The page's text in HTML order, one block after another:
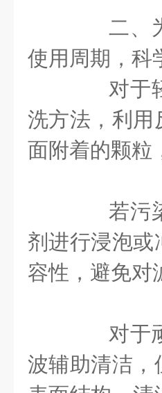
二、为
使用周期，科
对于轻
洗方法，利用
面附着的颗粒
若污染
剂进行浸泡或
容性，避免对
对于顽
波辅助清洁，